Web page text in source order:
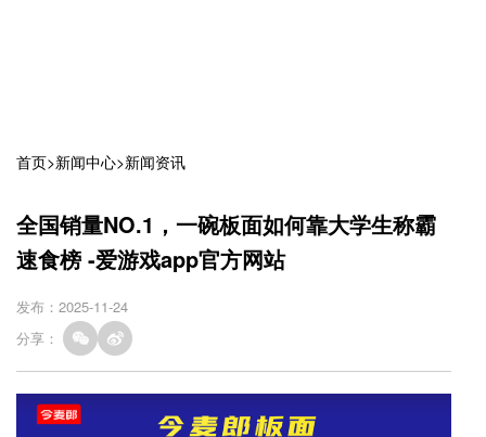
首页>新闻中心>新闻资讯
全国销量NO.1，一碗板面如何靠大学生称霸
速食榜 -爱游戏app官方网站
发布：2025-11-24
分享：